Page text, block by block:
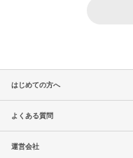
はじめての方へ
よくある質問
運営会社